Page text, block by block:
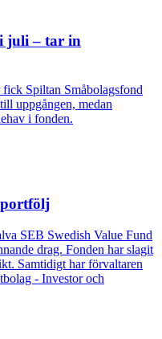
juli – tar in
Spiltan Småbolagsfond
uppgången, medan
i fonden.
SEB Swedish Value Fund
drag. Fonden har slagit
Samtidigt har förvaltaren
- Investor och